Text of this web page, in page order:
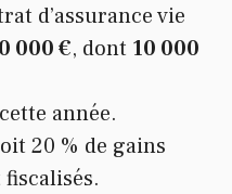
d’assurance vie
000 €, dont 10 000
année.
20 % de gains